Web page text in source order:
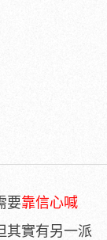
要靠信心喊
其實有另一派